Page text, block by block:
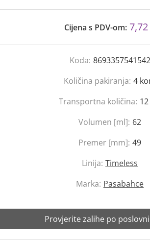
Cijena s PDV-om:
Koda: 8693357541542
Količina pakiranja: 4
Transportna količina: 12
Volumen [ml]: 62
Premer [mm]: 49
Linija: Timeless
Marka: Pasabahce
Provjerite zalihe po